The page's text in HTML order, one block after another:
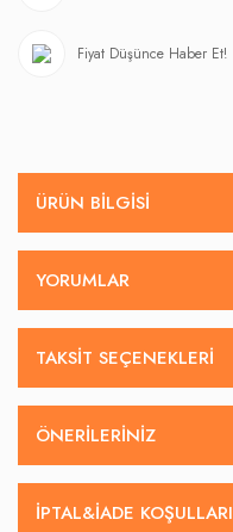
Fiyat Düşünce Haber Et!
ÜRÜN BILGISI
YORUMLAR
TAKSIT SEÇENEKLERI
ÖNERILERINIZ
İPTAL&IADE KOŞULLARI